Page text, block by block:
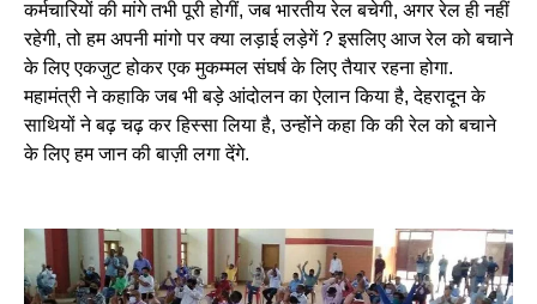
कर्मचारियों की मांगे तभी पूरी होगीं, जब भारतीय रेल बचेगी, अगर रेल ही नहीं
रहेगी, तो हम अपनी मांगो पर क्या लड़ाई लड़ेगें ? इसलिए आज रेल को बचाने
के लिए एकजुट होकर एक मुकम्मल संघर्ष के लिए तैयार रहना होगा.
महामंत्री ने कहाकि जब भी बड़े आंदोलन का ऐलान किया है, देहरादून के
साथियों ने बढ़ चढ़ कर हिस्सा लिया है, उन्होंने कहा कि की रेल को बचाने
के लिए हम जान की बाज़ी लगा देंगे.